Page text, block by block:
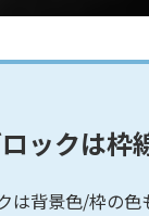
ックは枠
は背景色/枠の色